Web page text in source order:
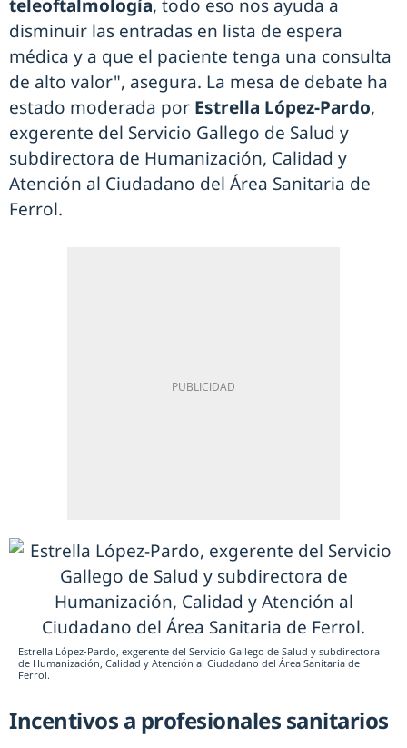
teleoftalmología, todo eso nos ayuda a
disminuir las entradas en lista de espera
médica y a que el paciente tenga una consulta
de alto valor", asegura. La mesa de debate ha
estado moderada por Estrella López-Pardo,
exgerente del Servicio Gallego de Salud y
subdirectora de Humanización, Calidad y
Atención al Ciudadano del Área Sanitaria de
Ferrol.
Estrella López-Pardo, exgerente del Servicio Gallego de Salud y subdirectora
de Humanización, Calidad y Atención al Ciudadano del Área Sanitaria de
Ferrol.
Incentivos a profesionales sanitarios